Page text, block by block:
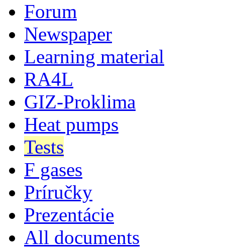
Forum
Newspaper
Learning material
RA4L
GIZ-Proklima
Heat pumps
Tests
F gases
Príručky
Prezentácie
All documents